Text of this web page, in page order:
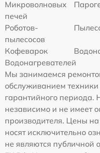
Микроволновых
печей
Роботов-
пылесосов
Кофеварок
Водонагревателей
Мы занимаемся
обслуживанием
гарантийного периода.
независимо и не имеет
производителя. Цены
носят исключительно
не являются публичной